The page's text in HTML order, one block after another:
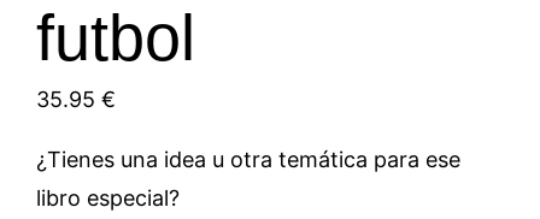
futbol
35.95 €
¿Tienes una idea u otra temática para ese
libro especial?